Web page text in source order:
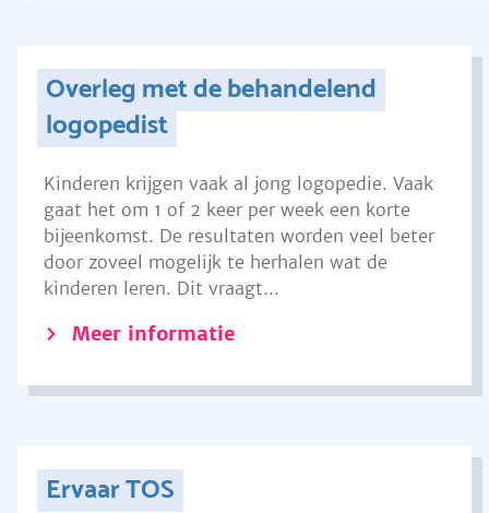
Overleg met de behandelend
logopedist
Kinderen krijgen vaak al jong logopedie. Vaak
gaat het om 1 of 2 keer per week een korte
bijeenkomst. De resultaten worden veel beter
door zoveel mogelijk te herhalen wat de
kinderen leren. Dit vraagt...
Meer informatie
Ervaar TOS